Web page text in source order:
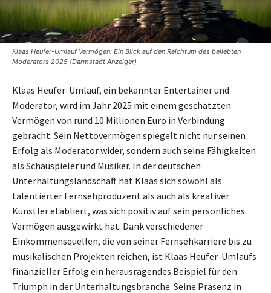
Klaas Heufer-Umlauf Vermögen: Ein Blick auf den Reichtum des beliebten
Moderators 2025 (Darmstadt Anzeiger)
Klaas Heufer-Umlauf, ein bekannter Entertainer und
Moderator, wird im Jahr 2025 mit einem geschätzten
Vermögen von rund 10 Millionen Euro in Verbindung
gebracht. Sein Nettovermögen spiegelt nicht nur seinen
Erfolg als Moderator wider, sondern auch seine Fähigkeiten
als Schauspieler und Musiker. In der deutschen
Unterhaltungslandschaft hat Klaas sich sowohl als
talentierter Fernsehproduzent als auch als kreativer
Künstler etabliert, was sich positiv auf sein persönliches
Vermögen ausgewirkt hat. Dank verschiedener
Einkommensquellen, die von seiner Fernsehkarriere bis zu
musikalischen Projekten reichen, ist Klaas Heufer-Umlaufs
finanzieller Erfolg ein herausragendes Beispiel für den
Triumph in der Unterhaltungsbranche. Seine Präsenz in